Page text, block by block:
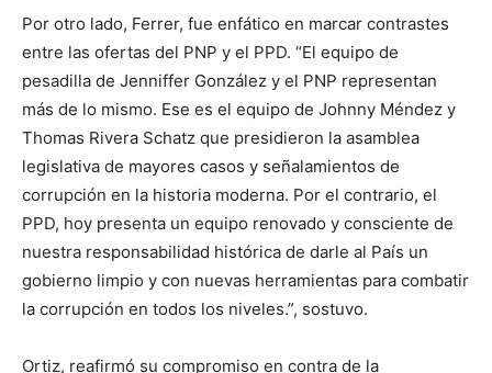
Por otro lado, Ferrer, fue enfático en marcar contrastes
entre las ofertas del PNP y el PPD. “El equipo de
pesadilla de Jenniffer González y el PNP representan
más de lo mismo. Ese es el equipo de Johnny Méndez y
Thomas Rivera Schatz que presidieron la asamblea
legislativa de mayores casos y señalamientos de
corrupción en la historia moderna. Por el contrario, el
PPD, hoy presenta un equipo renovado y consciente de
nuestra responsabilidad histórica de darle al País un
gobierno limpio y con nuevas herramientas para combatir
la corrupción en todos los niveles.”, sostuvo.
Ortiz, reafirmó su compromiso en contra de la